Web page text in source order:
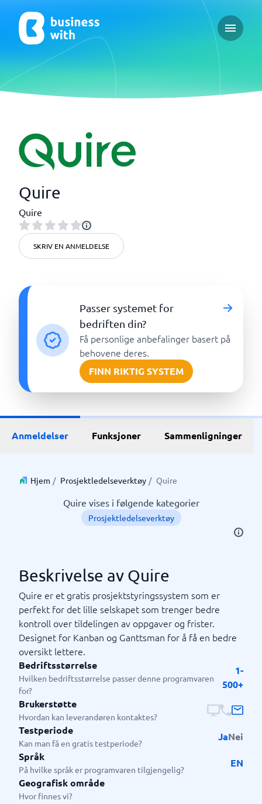
Open
Quire
Quire
SKRIV EN ANMELDELSE
Passer systemet for
bedriften din?
Få personlige anbefalinger basert på
behovene deres.
FINN RIKTIG SYSTEM
Anmeldelser Funksjoner Sammenligninger
Hjem / Prosjektledelseverktøy / Quire
Quire vises i følgende kategorier
Prosjektledelseverktøy
Beskrivelse av Quire
Quire er et gratis prosjektstyringssystem som er
perfekt for det lille selskapet som trenger bedre
kontroll over tildelingen av oppgaver og frister.
Designet for Kanban og Ganttsman for å få en bedre
oversikt lettere.
Bedriftsstørrelse
Hvilken bedriftsstørrelse passer denne programvaren
for?
1-
500+
Brukerstøtte
Hvordan kan leverandøren kontaktes?
Testperiode
Kan man få en gratis testperiode?
JaNei
Språk
På hvilke språk er programvaren tilgjengelig?
EN
Geografisk område
Hvor finnes vi?